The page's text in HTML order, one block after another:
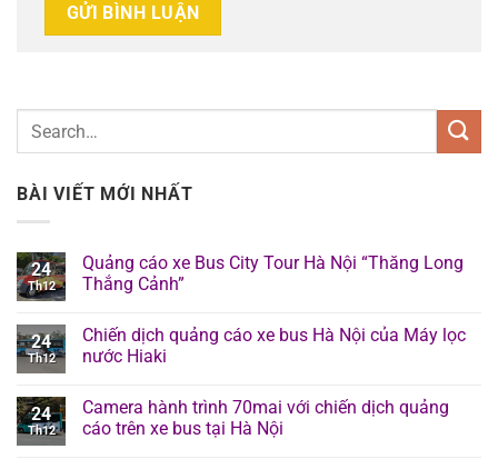
BÀI VIẾT MỚI NHẤT
24
Th12
Quảng cáo xe Bus City Tour Hà Nội “Thăng Long
Thắng Cảnh”
24
Th12
Chiến dịch quảng cáo xe bus Hà Nội của Máy lọc
nước Hiaki
24
Th12
Camera hành trình 70mai với chiến dịch quảng
cáo trên xe bus tại Hà Nội